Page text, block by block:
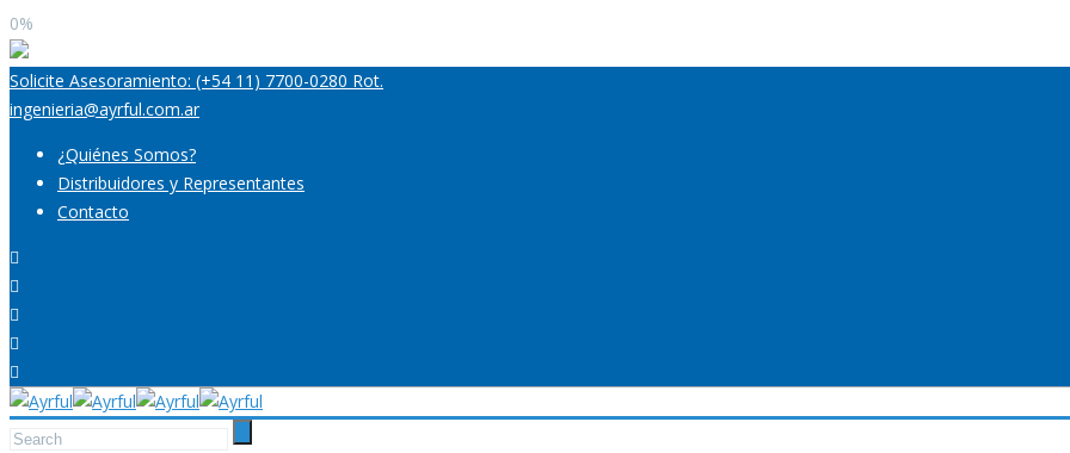
0%
Solicite Asesoramiento: (+54 11) 7700-0280 Rot.
ingenieria@ayrful.com.ar
¿Quiénes Somos?
Distribuidores y Representantes
Contacto